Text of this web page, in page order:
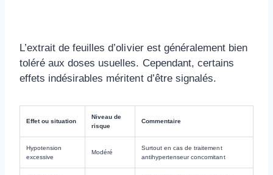
L’extrait de feuilles d’olivier est généralement bien
toléré aux doses usuelles. Cependant, certains
effets indésirables méritent d’être signalés.
Effet ou situation
Niveau de
risque
Commentaire
Hypotension
excessive
Modéré
Surtout en cas de traitement
antihypertenseur concomitant